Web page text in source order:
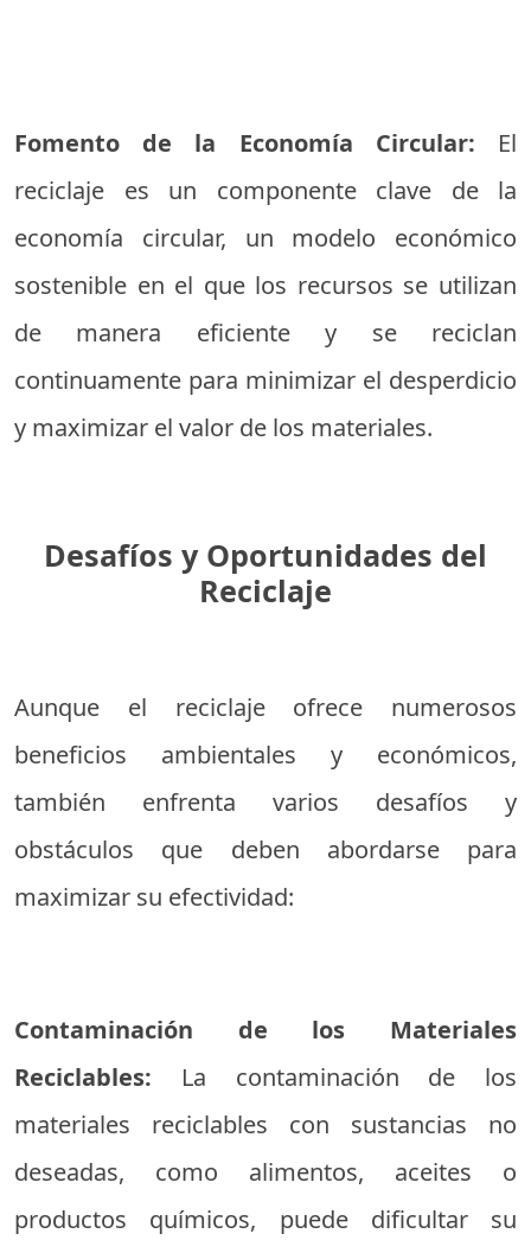
Fomento de la Economía Circular: El
reciclaje es un componente clave de la
economía circular, un modelo económico
sostenible en el que los recursos se utilizan
de manera eficiente y se reciclan
continuamente para minimizar el desperdicio
y maximizar el valor de los materiales.
Desafíos y Oportunidades del
Reciclaje
Aunque el reciclaje ofrece numerosos
beneficios ambientales y económicos,
también enfrenta varios desafíos y
obstáculos que deben abordarse para
maximizar su efectividad:
Contaminación de los Materiales
Reciclables: La contaminación de los
materiales reciclables con sustancias no
deseadas, como alimentos, aceites o
productos químicos, puede dificultar su